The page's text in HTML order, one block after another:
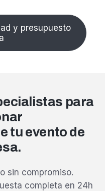
y presupuesto
para
tu evento de
sin compromiso.
completa en 24h